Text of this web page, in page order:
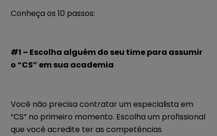
Conheça os 10 passos:
#1 – Escolha alguém do seu time para assumir
o “CS” em sua academia
Você não precisa contratar um especialista em
“CS” no primeiro momento. Escolha um profissional
que você acredite ter as competências